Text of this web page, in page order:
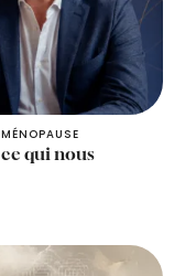
qui nous